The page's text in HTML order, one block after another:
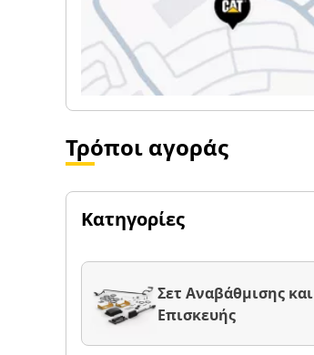
Τρόποι αγοράς
Κατηγορίες
Σετ Αναβάθμισης και
Επισκευής